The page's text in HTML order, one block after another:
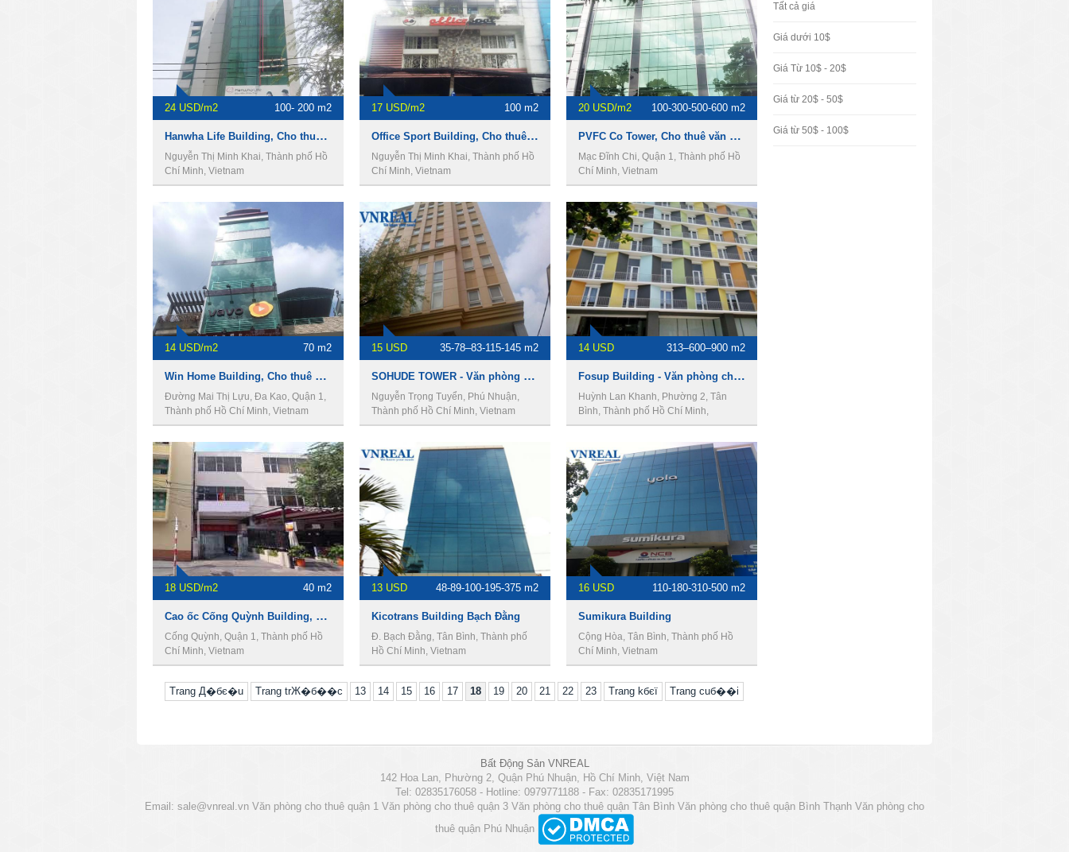
24 USD/m2 100- 200 m2
Hanwha Life Building, Cho thuê văn phòng Quận 3
Nguyễn Thị Minh Khai, Thành phố Hồ
Chí Minh, Vietnam
17 USD/m2 100 m2
Office Sport Building, Cho thuê văn phòng Quận 1
Nguyễn Thị Minh Khai, Thành phố Hồ
Chí Minh, Vietnam
20 USD/m2 100-300-500-600 m2
PVFC Co Tower, Cho thuê văn phòng Quận 1
Mạc Đĩnh Chi, Quận 1, Thành phố Hồ
Chí Minh, Vietnam
14 USD/m2 70 m2
Win Home Building, Cho thuê văn phòng Quận 1
Đường Mai Thị Lựu, Đa Kao, Quận 1,
Thành phố Hồ Chí Minh, Vietnam
15 USD 35-78–83-115-145 m2
SOHUDE TOWER - Văn phòng cho thuê quận phú nhuận
Nguyễn Trọng Tuyển, Phú Nhuận,
Thành phố Hồ Chí Minh, Vietnam
14 USD 313–600–900 m2
Fosup Building - Văn phòng cho thuê quận tân bình
Huỳnh Lan Khanh, Phường 2, Tân
Bình, Thành phố Hồ Chí Minh,
Vietnam
18 USD/m2 40 m2
Cao ốc Cống Quỳnh Building, Cho thuê văn phòng Quận 1
Cống Quỳnh, Quận 1, Thành phố Hồ
Chí Minh, Vietnam
13 USD 48-89-100-195-375 m2
Kicotrans Building Bạch Đằng
Đ. Bạch Đằng, Tân Bình, Thành phố
Hồ Chí Minh, Vietnam
16 USD 110-180-310-500 m2
Sumikura Building
Cộng Hòa, Tân Bình, Thành phố Hồ
Chí Minh, Vietnam
Trang Д�бє�u Trang trЖ�б��c 13 14 15 16 17 18 19 20 21 22 23 Trang kбєї Trang cuб��i
Tất cả giá
Giá dưới 10$
Giá Từ 10$ - 20$
Giá từ 20$ - 50$
Giá từ 50$ - 100$
Bất Động Sản VNREAL
142 Hoa Lan, Phường 2, Quận Phú Nhuận, Hồ Chí Minh, Việt Nam
Tel: 02835176058 - Hotline: 0979771188 - Fax: 02835171995
Email: sale@vnreal.vn Văn phòng cho thuê quận 1 Văn phòng cho thuê quận 3 Văn phòng cho thuê quận Tân Bình Văn phòng cho thuê quận Bình Thạnh Văn phòng cho
thuê quận Phú Nhuận